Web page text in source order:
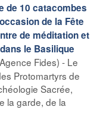
de 10 catacombes
de la Fête
de méditation et
le Basilique
Fides) - Le
Protomartyrs de
Sacrée,
la garde, de la